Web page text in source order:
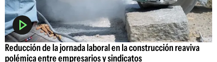
Reducción de la jornada laboral en la construcción reaviva
polémica entre empresarios y sindicatos